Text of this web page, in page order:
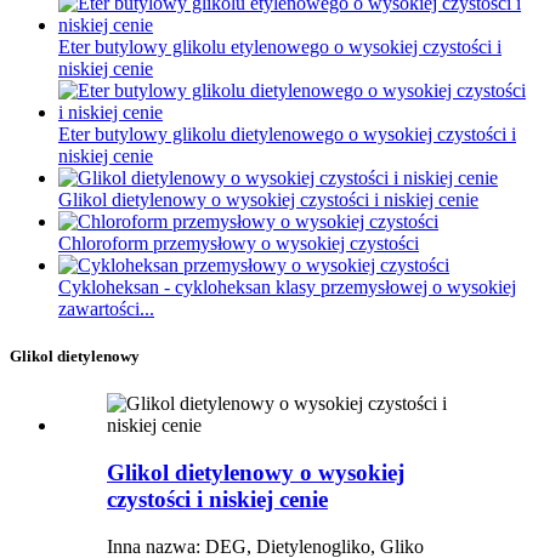
Eter butylowy glikolu etylenowego o wysokiej czystości i
niskiej cenie
Eter butylowy glikolu dietylenowego o wysokiej czystości i
niskiej cenie
Glikol dietylenowy o wysokiej czystości i niskiej cenie
Chloroform przemysłowy o wysokiej czystości
Cykloheksan - cykloheksan klasy przemysłowej o wysokiej
zawartości...
Glikol dietylenowy
Glikol dietylenowy o wysokiej
czystości i niskiej cenie
Inna nazwa: DEG, Dietylenogliko, Gliko